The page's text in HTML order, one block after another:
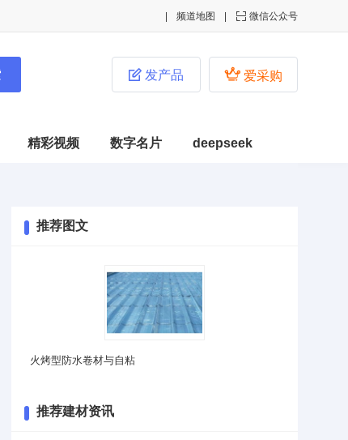
 微信公众号
频道地图
 爱采购
 发产品
精彩视频 数字名片 deepseek
推荐图文
火烤型防水卷材与自粘
推荐建材资讯